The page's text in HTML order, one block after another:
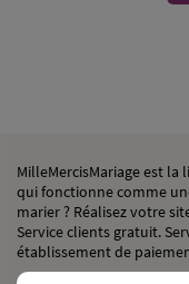
MilleMercisMariage est
qui fonctionne comme
marier ? Réalisez votre
Service clients gratuit.
établissement de